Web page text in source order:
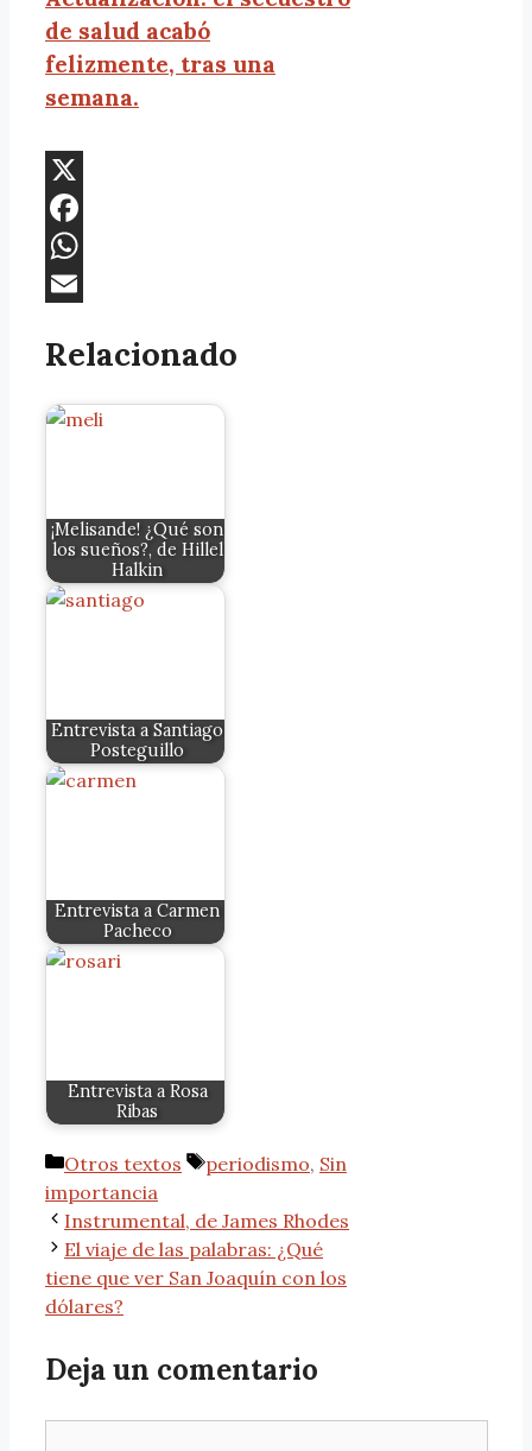
de salud acabó
felizmente, tras una
semana.
X
Facebook
WhatsApp
Relacionado
¡Melisande! ¿Qué son
los sueños?, de Hillel
Halkin
Entrevista a Santiago
Posteguillo
Entrevista a Carmen
Pacheco
Entrevista a Rosa
Ribas
Otros textos periodismo, Sin
importancia
Instrumental, de James Rhodes
El viaje de las palabras: ¿Qué
tiene que ver San Joaquín con los
dólares?
Deja un comentario